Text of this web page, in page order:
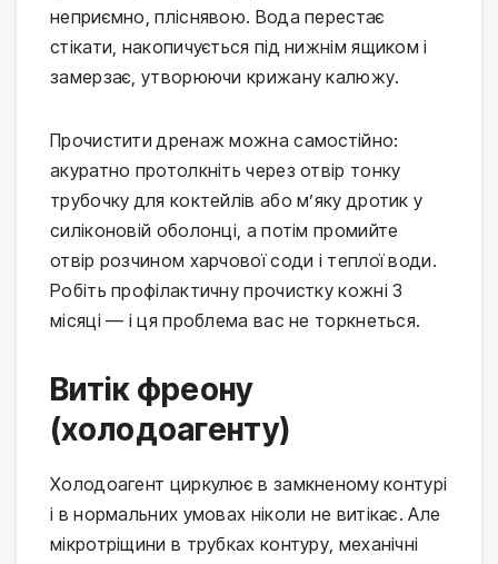
неприємно, пліснявою. Вода перестає
стікати, накопичується під нижнім ящиком і
замерзає, утворюючи крижану калюжу.
Прочистити дренаж можна самостійно:
акуратно протолкніть через отвір тонку
трубочку для коктейлів або м’яку дротик у
силіконовій оболонці, а потім промийте
отвір розчином харчової соди і теплої води.
Робіть профілактичну прочистку кожні 3
місяці — і ця проблема вас не торкнеться.
Витік фреону
(холодоагенту)
Холодоагент циркулює в замкненому контурі
і в нормальних умовах ніколи не витікає. Але
мікротріщини в трубках контуру, механічні